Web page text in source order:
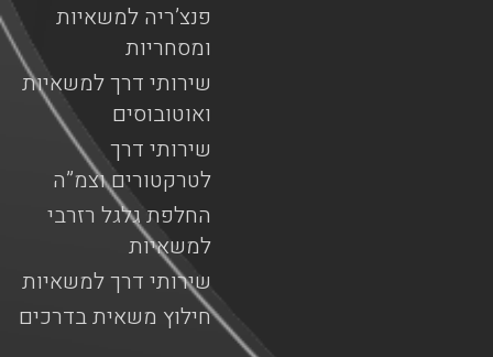
פנצ’ריה למשאיות
ומסחריות
שירותי דרך למשאיות
ואוטובוסים
שירותי דרך
לטרקטורים וצמ”ה
החלפת גלגל רזרבי
למשאיות
שירותי דרך למשאיות
חילוץ משאית בדרכים